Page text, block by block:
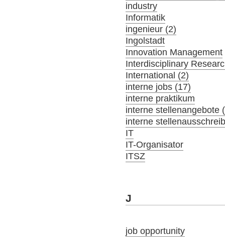
industry
Informatik
ingenieur (2)
Ingolstadt
Innovation Management
Interdisciplinary
International (2)
interne jobs (17)
interne praktikum
interne stellenangebote
interne
IT
IT-Organisator
ITSZ
J
job opportunity